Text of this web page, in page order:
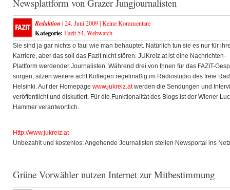
Newsplattform von Grazer Jungjournalisten
Redaktion | 24. Juni 2009 |Keine Kommentare
Kategorie: Fazit 54, Webwatch
Sie sind ja gar nichts o faul wie man behauptet. Natürlich tun sie es nur für
Karriere, aber das soll das Fazit nicht stören. JUKreiz.at ist eine Nachrichten-
Plattform werdender Journalisten. Während drei von Ihnen für das FAZIT-
sorgen, sitzen weitere acht Kollegen regelmäßig im Radiostudio des freie
Helsinki. Auf der Homepage www.jukreiz.atwerden die Sendungen und
veröffentlicht und diskutiert. Für die Funktionalität des Blogs ist der Wiener
Hammer verantwortlich.
Http://www.jukreiz.at
Unbezahlt und kostenlos: Angehende Journalisten stellen Newsportal ins
Grüne Vorwähler nutzen Internet zur Mitbestimmung